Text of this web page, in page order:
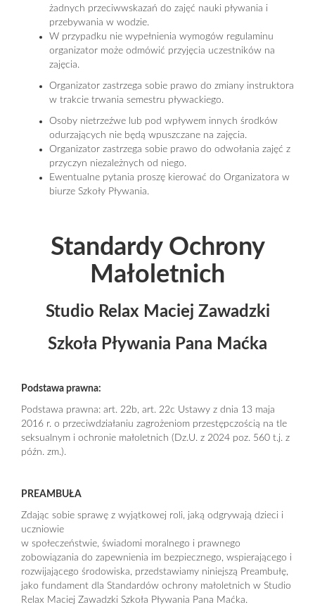
żadnych przeciwwskazań do zajęć nauki pływania i
przebywania w wodzie.
W przypadku nie wypełnienia wymogów regulaminu
organizator może odmówić przyjęcia uczestników na
zajęcia.
Organizator zastrzega sobie prawo do zmiany instruktora
w trakcie trwania semestru pływackiego.
Osoby nietrzeźwe lub pod wpływem innych środków
odurzających nie będą wpuszczane na zajęcia.
Organizator zastrzega sobie prawo do odwołania zajęć z
przyczyn niezależnych od niego.
Ewentualne pytania proszę kierować do Organizatora w
biurze Szkoły Pływania.
Standardy Ochrony
Małoletnich
Studio Relax Maciej Zawadzki
Szkoła Pływania Pana Maćka
Podstawa prawna:
Podstawa prawna: art. 22b, art. 22c Ustawy z dnia 13 maja
2016 r. o przeciwdziałaniu zagrożeniom przestępczością na tle
seksualnym i ochronie małoletnich (Dz.U. z 2024 poz. 560 t.j. z
późn. zm.).
PREAMBUŁA
Zdając sobie sprawę z wyjątkowej roli, jaką odgrywają dzieci i
uczniowie
w społeczeństwie, świadomi moralnego i prawnego
zobowiązania do zapewnienia im bezpiecznego, wspierającego i
rozwijającego środowiska, przedstawiamy niniejszą Preambułę,
jako fundament dla Standardów ochrony małoletnich w Studio
Relax Maciej Zawadzki Szkoła Pływania Pana Maćka.